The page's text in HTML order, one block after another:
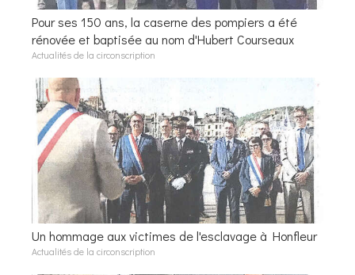
Pour ses 150 ans, la caserne des pompiers a été
rénovée et baptisée au nom d'Hubert Courseaux
Actualités de la circonscription
Un hommage aux victimes de l'esclavage à Honfleur
Actualités de la circonscription